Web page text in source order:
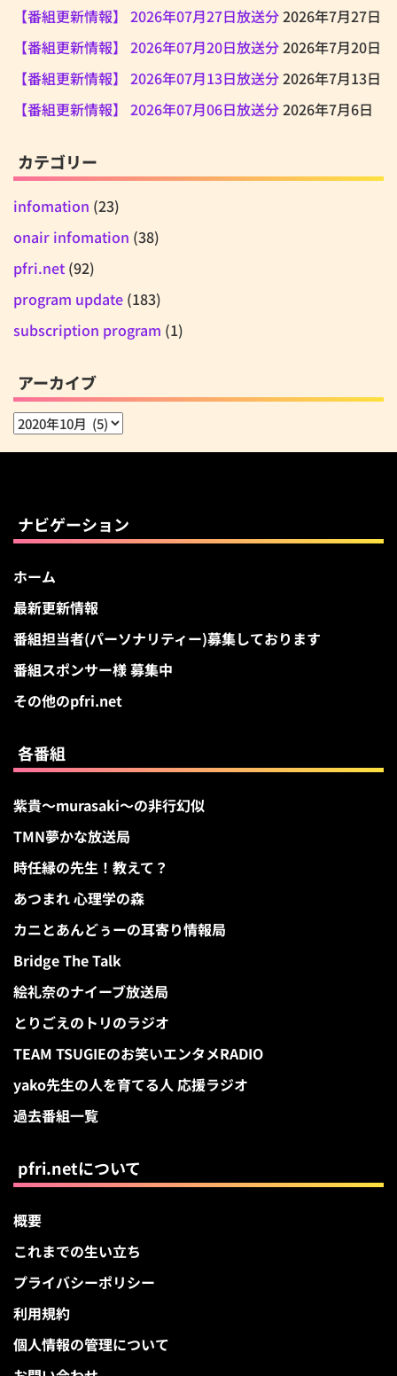
【番組更新情報】 2026年07月27日放送分2026年7月27日
【番組更新情報】 2026年07月20日放送分2026年7月20日
【番組更新情報】 2026年07月13日放送分2026年7月13日
【番組更新情報】 2026年07月06日放送分2026年7月6日
カテゴリー
infomation (23)
onair infomation (38)
pfri.net (92)
program update (183)
subscription program (1)
アーカイブ
ア
ナビゲーション
ホーム
最新更新情報
番組担当者(パーソナリティー)募集しております
番組スポンサー様 募集中
その他のpfri.net
各番組
紫貴～murasaki～の非行幻似
TMN夢かな放送局
時任縁の先生！教えて？
あつまれ 心理学の森
カニとあんどぅーの耳寄り情報局
Bridge The Talk
絵礼奈のナイーブ放送局
とりごえのトリのラジオ
TEAM TSUGIEのお笑いエンタメRADIO
yako先生の人を育てる人 応援ラジオ
過去番組一覧
pfri.netについて
概要
これまでの生い立ち
プライバシーポリシー
利用規約
個人情報の管理について